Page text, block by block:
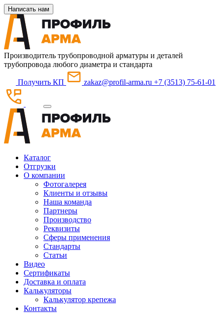
Написать нам
Производитель трубопроводной арматуры и деталей
трубопровода любого диаметра и стандарта
Получить КП zakaz@profil-arma.ru +7 (3513) 75-61-01
Каталог
Отгрузки
О компании
Фотогалерея
Клиенты и отзывы
Наша команда
Партнеры
Производство
Реквизиты
Сферы применения
Стандарты
Статьи
Видео
Сертификаты
Доставка и оплата
Калькуляторы
Калькулятор крепежа
Контакты